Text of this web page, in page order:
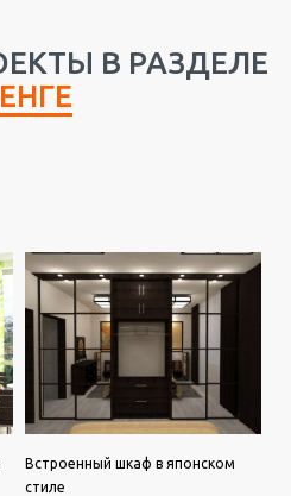
В РАЗДЕЛЕ
Встроенный шкаф в японском
стиле